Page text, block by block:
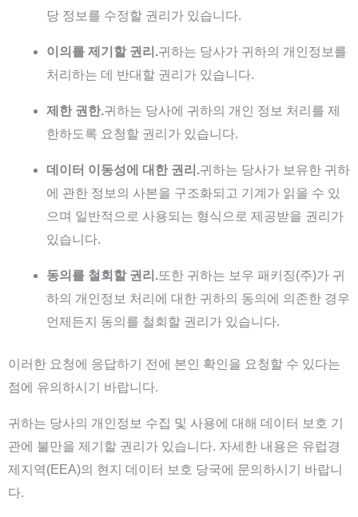
당 정보를 수정할 권리가 있습니다.
이의를 제기할 권리.귀하는 당사가 귀하의 개인정보를
처리하는 데 반대할 권리가 있습니다.
제한 권한.귀하는 당사에 귀하의 개인 정보 처리를 제
한하도록 요청할 권리가 있습니다.
데이터 이동성에 대한 권리.귀하는 당사가 보유한 귀하
에 관한 정보의 사본을 구조화되고 기계가 읽을 수 있
으며 일반적으로 사용되는 형식으로 제공받을 권리가
있습니다.
동의를 철회할 권리.또한 귀하는 보우 패키징(주)가 귀
하의 개인정보 처리에 대한 귀하의 동의에 의존한 경우
언제든지 동의를 철회할 권리가 있습니다.
이러한 요청에 응답하기 전에 본인 확인을 요청할 수 있다는
점에 유의하시기 바랍니다.
귀하는 당사의 개인정보 수집 및 사용에 대해 데이터 보호 기
관에 불만을 제기할 권리가 있습니다. 자세한 내용은 유럽경
제지역(EEA)의 현지 데이터 보호 당국에 문의하시기 바랍니
다.